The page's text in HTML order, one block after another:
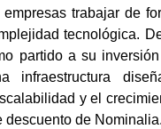
trabajar de
tecnológica.
partido a su
infraestructura
y el
descuento de Nominalia.